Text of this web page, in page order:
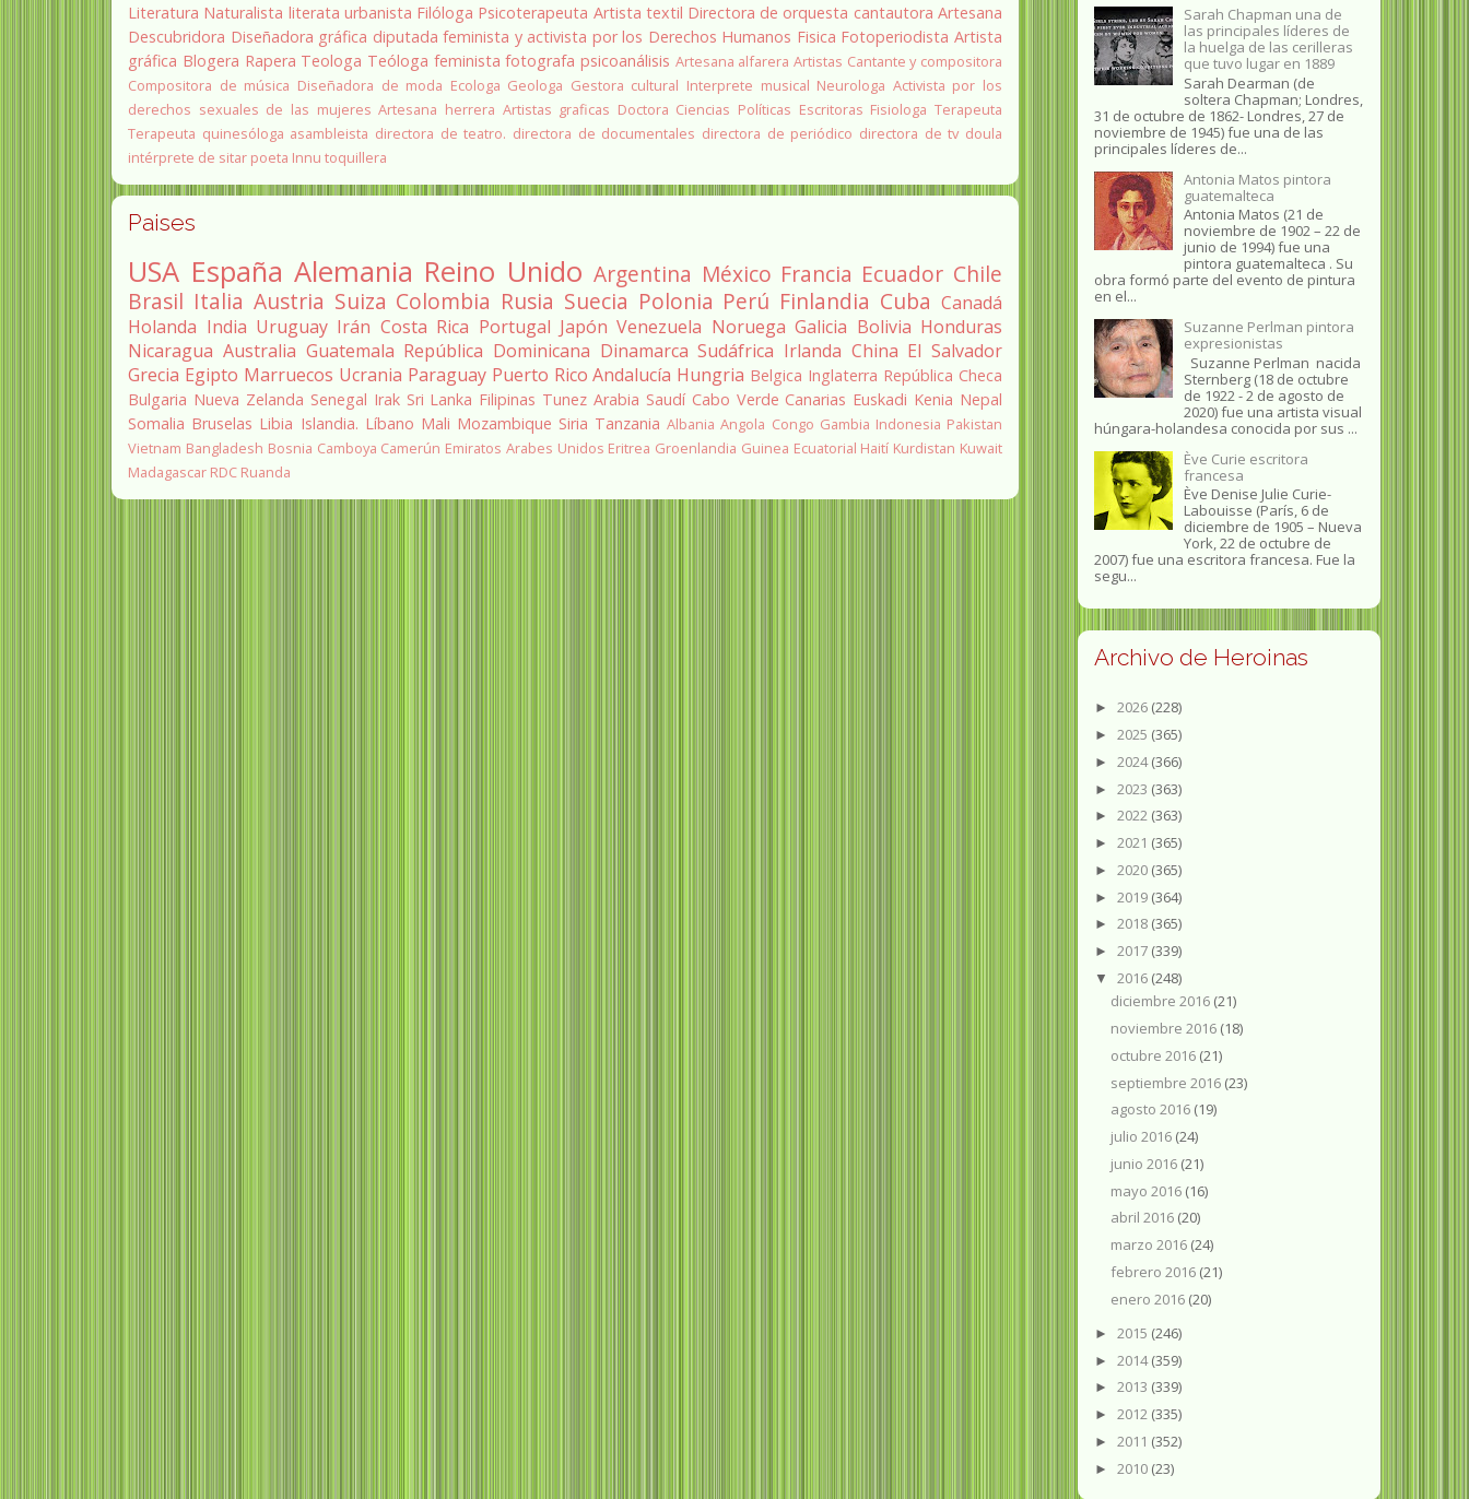
Literatura Naturalista literata urbanista Filóloga Psicoterapeuta Artista textil Directora de orquesta cantautora Artesana
Descubridora Diseñadora gráfica diputada feminista y activista por los Derechos Humanos Fisica Fotoperiodista Artista
gráfica Blogera Rapera Teologa Teóloga feminista fotografa psicoanálisis Artesana alfarera Artistas Cantante y compositora
Compositora de música Diseñadora de moda Ecologa Geologa Gestora cultural Interprete musical Neurologa Activista por los
derechos sexuales de las mujeres Artesana herrera Artistas graficas Doctora Ciencias Políticas Escritoras Fisiologa Terapeuta
Terapeuta quinesóloga asambleista directora de teatro. directora de documentales directora de periódico directora de tv doula
intérprete de sitar poeta Innu toquillera
Paises
USA España Alemania Reino Unido Argentina México Francia Ecuador Chile
Brasil Italia Austria Suiza Colombia Rusia Suecia Polonia Perú Finlandia Cuba Canadá
Holanda India Uruguay Irán Costa Rica Portugal Japón Venezuela Noruega Galicia Bolivia Honduras
Nicaragua Australia Guatemala República Dominicana Dinamarca Sudáfrica Irlanda China El Salvador
Grecia Egipto Marruecos Ucrania Paraguay Puerto Rico Andalucía Hungria Belgica Inglaterra República Checa
Bulgaria Nueva Zelanda Senegal Irak Sri Lanka Filipinas Tunez Arabia Saudí Cabo Verde Canarias Euskadi Kenia Nepal
Somalia Bruselas Libia Islandia. Líbano Mali Mozambique Siria Tanzania Albania Angola Congo Gambia Indonesia Pakistan
Vietnam Bangladesh Bosnia Camboya Camerún Emiratos Arabes Unidos Eritrea Groenlandia Guinea Ecuatorial Haití Kurdistan Kuwait
Madagascar RDC Ruanda
Sarah Chapman una de
las principales líderes de
la huelga de las cerilleras
que tuvo lugar en 1889
Sarah Dearman (de
soltera Chapman; Londres,
31 de octubre de 1862​- Londres, 27 de
noviembre de 1945)​ fue una de las
principales líderes de...
Antonia Matos pintora
guatemalteca
Antonia Matos (21 de
noviembre de 1902 – 22 de
junio de 1994) fue una
pintora guatemalteca . Su
obra formó parte del evento de pintura
en el...
Suzanne Perlman pintora
expresionistas
Suzanne Perlman nacida
Sternberg (18 de octubre
de 1922 - 2 de agosto de
2020) fue una artista visual
húngara-holandesa conocida por sus ...
Ève Curie escritora
francesa
Ève Denise Julie Curie-
Labouisse (París, 6 de
diciembre de 1905 – Nueva
York, 22 de octubre de
2007) fue una escritora francesa. Fue la
segu...
Archivo de Heroinas
► 2026 (228)
► 2025 (365)
► 2024(366)
► 2023 (363)
► 2022 (363)
► 2021 (365)
► 2020 (365)
► 2019 (364)
► 2018 (365)
► 2017 (339)
▼ 2016 (248)
diciembre 2016 (21)
noviembre 2016 (18)
octubre 2016 (21)
septiembre 2016 (23)
agosto 2016 (19)
julio 2016 (24)
junio 2016 (21)
mayo 2016 (16)
abril 2016 (20)
marzo 2016 (24)
febrero 2016 (21)
enero 2016 (20)
► 2015 (246)
► 2014(359)
► 2013 (339)
► 2012 (335)
► 2011 (352)
► 2010 (23)